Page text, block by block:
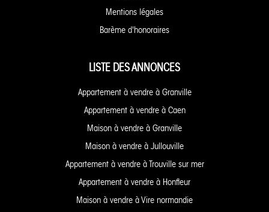
Mentions légales
Barème d'honoraires
LISTE DES ANNONCES
Appartement à vendre à Granville
Appartement à vendre à Caen
Maison à vendre à Granville
Maison à vendre à Jullouville
Appartement à vendre à Trouville sur mer
Appartement à vendre à Honfleur
Maison à vendre à Vire normandie